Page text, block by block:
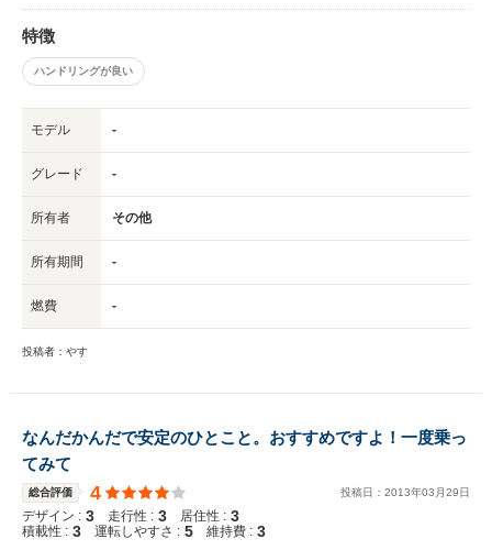
特徴
ハンドリングが良い
モデル -
グレード -
所有者 その他
所有期間 -
燃費 -
投稿者：やす
なんだかんだで安定のひとこと。おすすめですよ！一度乗っ
てみて
総合評価 4 投稿日： 2013年03 月29日
デザイン : 3 走行性 : 3 居住性 : 3
積載性 : 3 運転しやすさ : 5 維持費 : 3